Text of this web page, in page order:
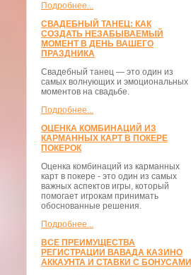
Подробнее...
СВАДЕБНЫЙ ТАНЕЦ: КАК
СОЗДАТЬ НЕЗАБЫВАЕМЫЙ
МОМЕНТ В ДЕНЬ ВАШЕГО
ПРАЗДНИКА
Свадебный танец — это один из
самых волнующих и эмоциональных
моментов на свадьбе.
Подробнее...
ОЦЕНКА КОМБИНАЦИЙ ИЗ
КАРМАННЫХ КАРТ В ПОКЕРЕ
ПОКЕРОК
Оценка комбинаций из карманных
карт в покере - это один из самых
важных аспектов игры, который
помогает игрокам принимать
обоснованные решения.
Подробнее...
ВСЕ ПРЕИМУЩЕСТВА
РЕГИСТРАЦИИ ВАВАДА КАЗИНО
АККАУНТА И СТАВКИ С БОНУСАМИ